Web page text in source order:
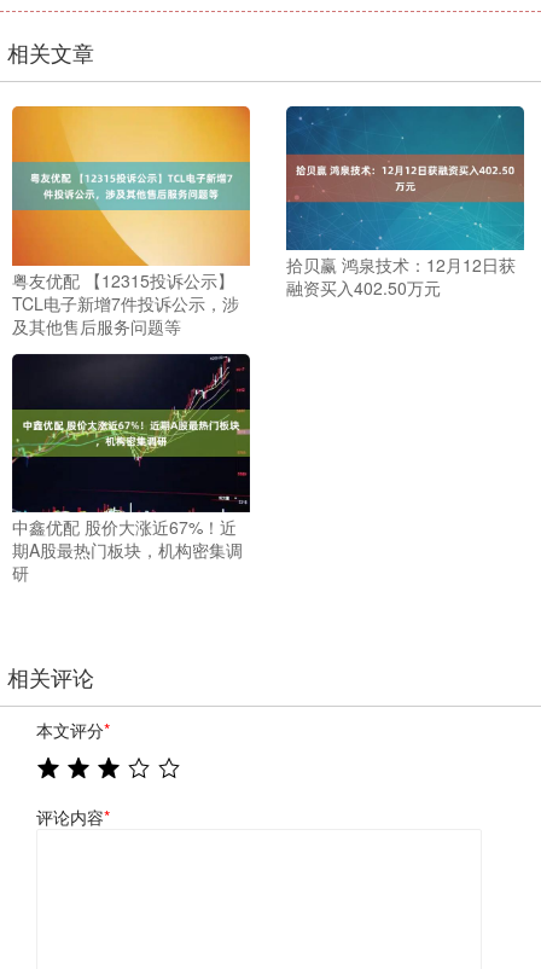
相关文章
粤友优配 【12315投诉公示】
TCL电子新增7件投诉公示，涉
及其他售后服务问题等
拾贝赢 鸿泉技术：12月12日获
融资买入402.50万元
中鑫优配 股价大涨近67%！近
期A股最热门板块，机构密集调
研
相关评论
本文评分*
评论内容*